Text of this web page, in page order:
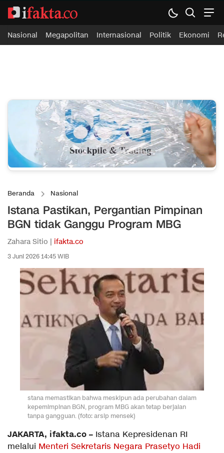
Nasional Megapolitan Internasional Politik Ekonomi
Beranda Nasional
Istana Pastikan, Pergantian Pimpinan
BGN tidak Ganggu Program MBG
Zahara Sitio | ifakta.co
3 Juni 2026 14:45 WIB
stana memastikan bahwa meskipun ada perubahan dalam
kepemimpinan BGN, program MBG akan tetap berjalan
tanpa gangguan. (foto: arsip mensek)
JAKARTA, ifakta.co – Istana Kepresidenan RI
melalui Menteri Sekretaris Negara Prasetyo Hadi